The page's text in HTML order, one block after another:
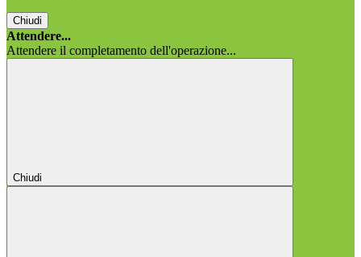
Chiudi
Attendere...
Attendere il completamento dell'operazione...
Chiudi